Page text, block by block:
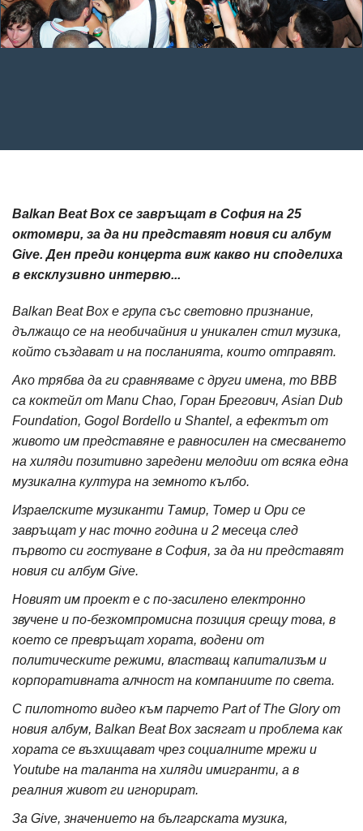
Balkan Beat Box се завръщат в София на 25
октомври, за да ни представят новия си албум
Give. Ден преди концерта виж какво ни споделиха
в ексклузивно интервю...
Balkan Beat Box е група със световно признание,
дължащо се на необичайния и уникален стил музика,
който създават и на посланията, които отправят.
Ако трябва да ги сравняваме с други имена, то BBB
са коктейл от Manu Chao, Горан Брегович, Asian Dub
Foundation, Gogol Bordello и Shantel, а ефектът от
живото им представяне е равносилен на смесването
на хиляди позитивно заредени мелодии от всяка една
музикална култура на земното кълбо.
Израелските музиканти Тамир, Томер и Ори се
завръщат у нас точно година и 2 месеца след
първото си гостуване в София, за да ни представят
новия си албум Give.
Новият им проект е с по-засилено електронно
звучене и по-безкомпромисна позиция срещу това, в
което се превръщат хората, водени от
политическите режими, властващ капитализъм и
корпоративната алчност на компаниите по света.
С пилотното видео към парчето Part of The Glory от
новия албум, Balkan Beat Box засягат и проблема как
хората се възхищават чрез социалните мрежи и
Youtube на таланта на хиляди имигранти, а в
реалния живот ги игнорират.
За Give, значението на българската музика,